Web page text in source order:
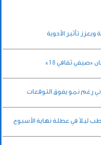
تأثير الأدوية
ثقافي 18»
رغم نمو يفوق التوقعات
ليلاً في عطلة نهاية الأسبوع